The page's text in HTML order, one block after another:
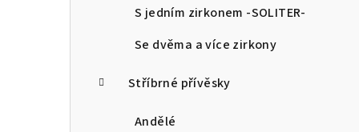
S jedním zirkonem -SOLITER-
Se dvěma a více zirkony
Stříbrné přívěsky
Andělé